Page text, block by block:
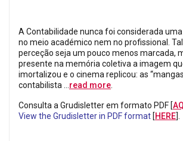
A Contabilidade nunca foi considerada uma
no meio académico nem no profissional.
perceção seja um pouco menos marcada,
presente na memória coletiva a imagem
imortalizou e o cinema replicou: as
contabilista …read more.
Consulta a Grudisletter em formato PDF [
View the Grudisletter in PDF format [HERE].